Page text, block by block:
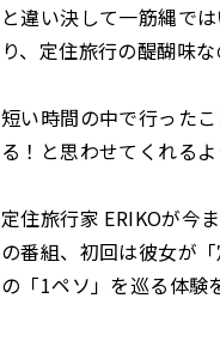
と違い決して一筋縄で
り、定住旅行の醍醐味な
短い時間の中で行った
る！と思わせてくれるよ
定住旅行家 ERIKOが今
の番組、初回は彼女が
の「1ペソ」を巡る体験